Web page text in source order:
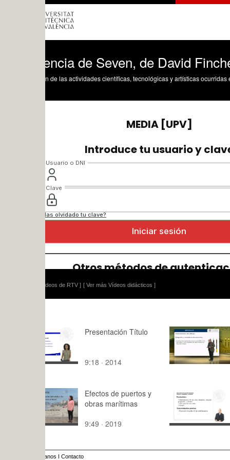
de Seven, de David Fincher
de las actividades científicas, tecnológicas y artísticas ocurridas en los tres
[ Ver más Vídeos didácticos ]
Presentación Título
9:18 · 2014
Los
14422:33
Efectos de puertos y
obras marítimas
9:49 · 2019
renta
constante
3:17 · 2011